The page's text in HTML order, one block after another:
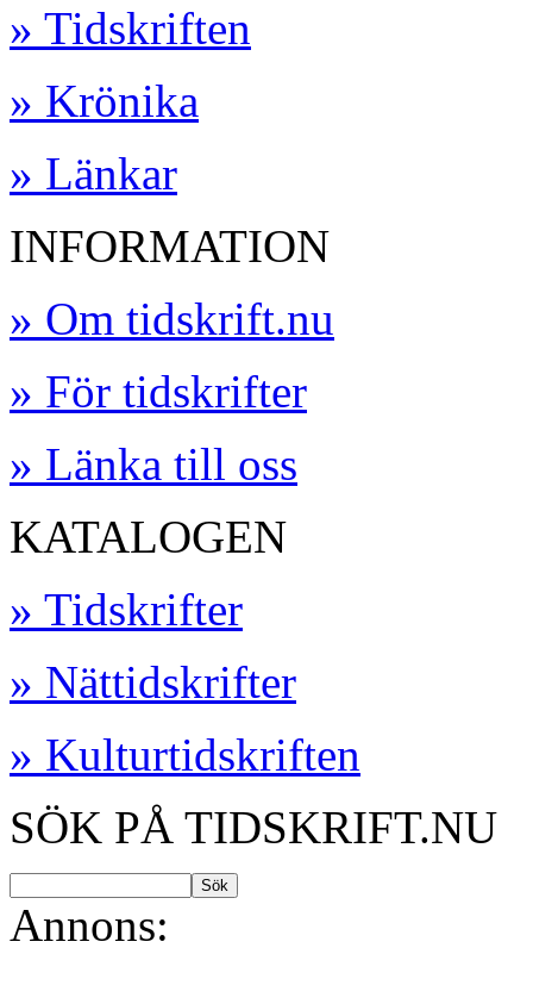
» Tidskriften
» Krönika
» Länkar
INFORMATION
» Om tidskrift.nu
» För tidskrifter
» Länka till oss
KATALOGEN
» Tidskrifter
» Nättidskrifter
» Kulturtidskriften
SÖK PÅ TIDSKRIFT.NU
Annons: